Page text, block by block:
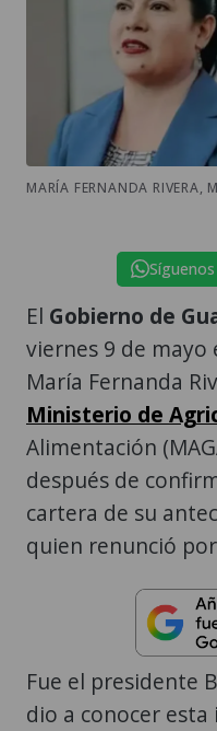
MARÍA FERNANDA RIVERA,
Síguenos
El Gobierno de
viernes 9 de
María Fernanda
Ministerio de
Alimentación
después de
cartera de su
quien renunció
Fue el presidente
dio a conocer